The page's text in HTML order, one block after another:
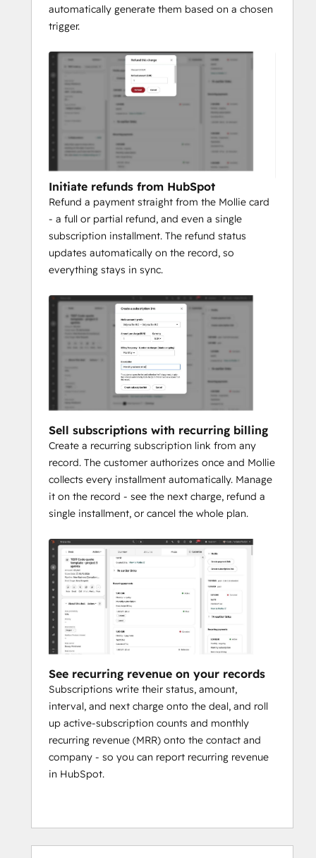
automatically generate them based on a chosen
trigger.
Initiate refunds from HubSpot
Refund a payment straight from the Mollie card
- a full or partial refund, and even a single
subscription installment. The refund status
updates automatically on the record, so
everything stays in sync.
Sell subscriptions with recurring billing
Create a recurring subscription link from any
record. The customer authorizes once and Mollie
collects every installment automatically. Manage
it on the record - see the next charge, refund a
single installment, or cancel the whole plan.
See recurring revenue on your records
Subscriptions write their status, amount,
interval, and next charge onto the deal, and roll
up active-subscription counts and monthly
recurring revenue (MRR) onto the contact and
company - so you can report recurring revenue
in HubSpot.